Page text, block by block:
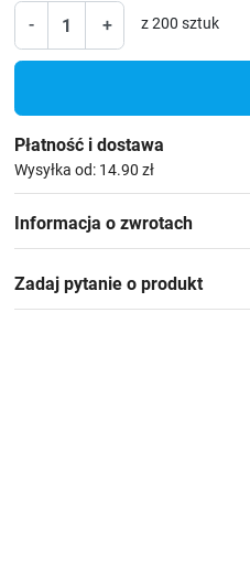
- + z 200 sztuk
Płatność i dostawa
Wysyłka od: 14.90 zł
Informacja o zwrotach
Zadaj pytanie o produkt